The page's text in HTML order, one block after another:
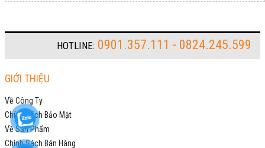
HOTLINE: 0901.357.111 - 0824.245.599
GIỚI THIỆU
Về Công Ty
Chính Sách Bảo Mật
Về Sản Phẩm
Chính Sách Bán Hàng